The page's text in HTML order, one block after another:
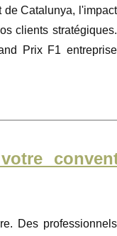
de Catalunya, l'impact
clients stratégiques.
Prix F1 entreprise
Des professionnels